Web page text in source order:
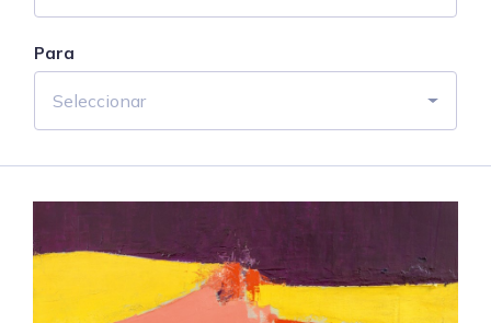
Para
Seleccionar